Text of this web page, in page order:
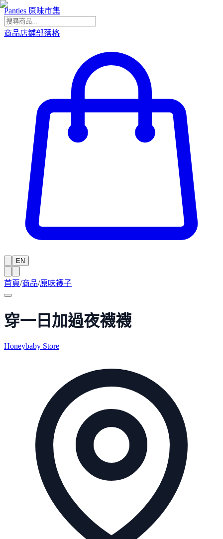
Panties 原味市集
商品店鋪部落格
EN
首頁/商品/原味襪子
穿一日加過夜襪襪
Honeybaby Store